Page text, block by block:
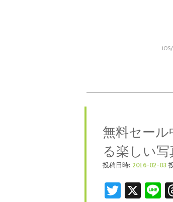
メニュー
無料セー
る楽しい写
投稿日時: 2016-02-03
Twitter
X